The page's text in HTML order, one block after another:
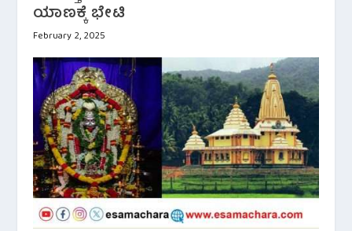
ಯಾಣಕ್ಕೆ ಭೇಟಿ
February 2, 2025